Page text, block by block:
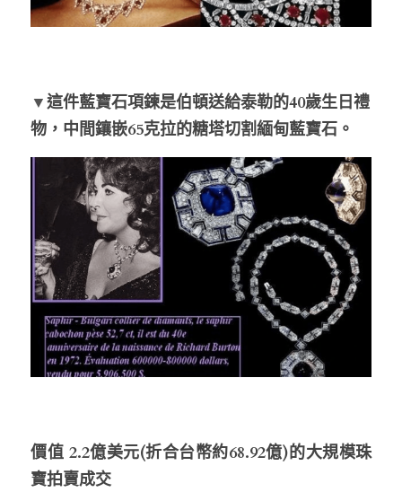
▼這件藍寶石項鍊是伯頓送給泰勒的40歲生日禮
物，中間鑲嵌65克拉的糖塔切割緬甸藍寶石。
價值 2.2億美元(折合台幣約68.92億)的大規模珠
寶拍賣成交